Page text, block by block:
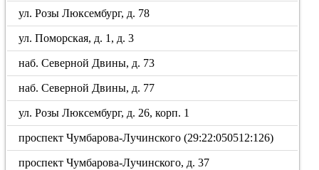
ул. Розы Люксембург, д. 78
ул. Поморская, д. 1, д. 3
наб. Северной Двины, д. 73
наб. Северной Двины, д. 77
ул. Розы Люксембург, д. 26, корп. 1
проспект Чумбарова-Лучинского (29:22:050512:126)
проспект Чумбарова-Лучинского, д. 37